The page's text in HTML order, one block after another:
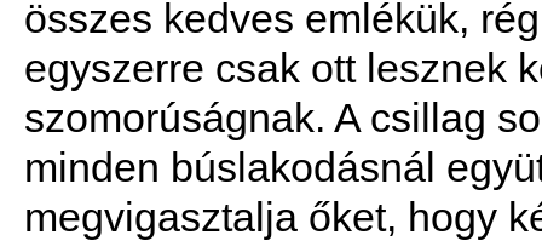
összes kedves emlékük,
egyszerre csak ott lesznek
szomorúságnak. A csillag
minden búslakodásnál
megvigasztalja őket, hogy